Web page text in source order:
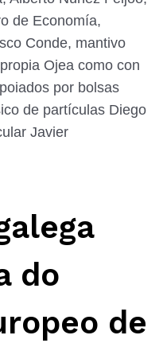
de Economía,
Conde, mantivo
Ojea como con
por bolsas
de partículas Diego
Javier
do
de